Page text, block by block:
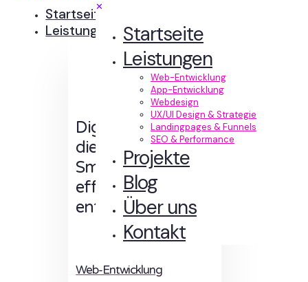
✕
Startseite
Leistungen
Web-Entwicklung
App-Entwicklung
Webdesign
UX/UI Design & Strategie
Landingpages & Funnels
SEO & Performance
Projekte
Blog
Über uns
Kontakt
Startseite
Leistungen
Digitale Erlebnisse,
die Sinn machen.
Smart designt und
effizient
entwickelt.
Web-Entwicklung